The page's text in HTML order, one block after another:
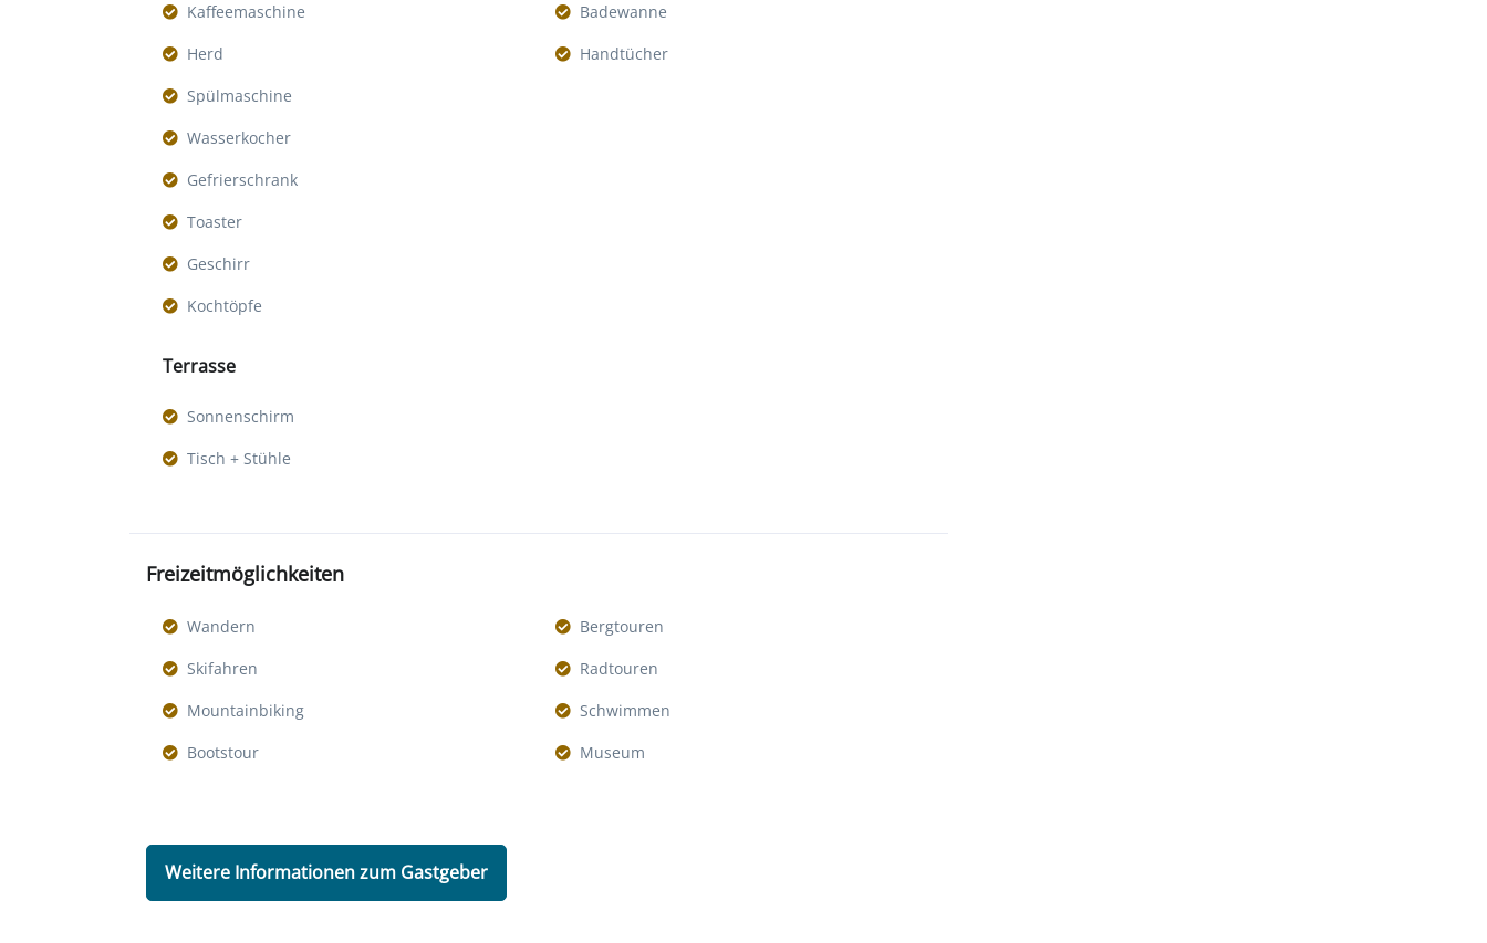
Kaffeemaschine
Herd
Spülmaschine
Wasserkocher
Gefrierschrank
Toaster
Geschirr
Kochtöpfe
Badewanne
Handtücher
Terrasse
Sonnenschirm
Tisch + Stühle
Freizeitmöglichkeiten
Wandern
Bergtouren
Skifahren
Radtouren
Mountainbiking
Schwimmen
Bootstour
Museum
Weitere Informationen zum Gastgeber